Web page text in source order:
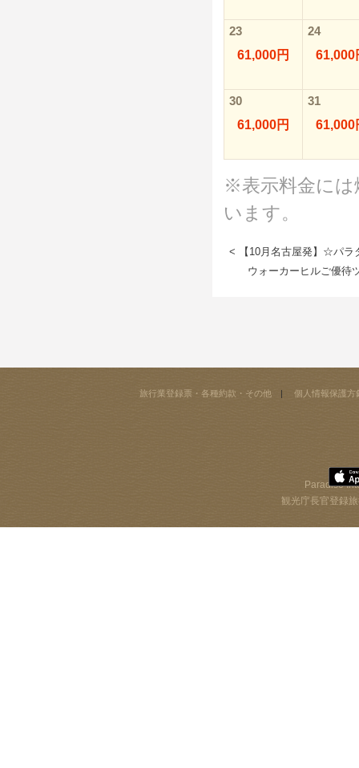
23
61,000円
24
61,000
30
61,000円
31
61,000
※表示料金には
います。
< 【10月名古屋発】☆パラ
ウォーカーヒルご優待
旅行業登録票・各種約款・その他 個人情報保護方
Paradise
観光庁長官登録